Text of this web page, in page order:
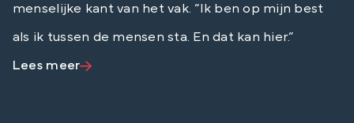
menselijke kant van het vak. “Ik ben op mijn best
als ik tussen de mensen sta. En dat kan hier.”
Lees meer